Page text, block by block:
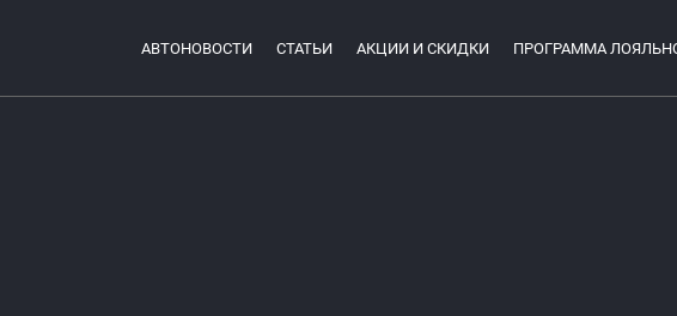
АВТОНОВОСТИ СТАТЬИ АКЦИИ И СКИДКИ ПРОГРАММА